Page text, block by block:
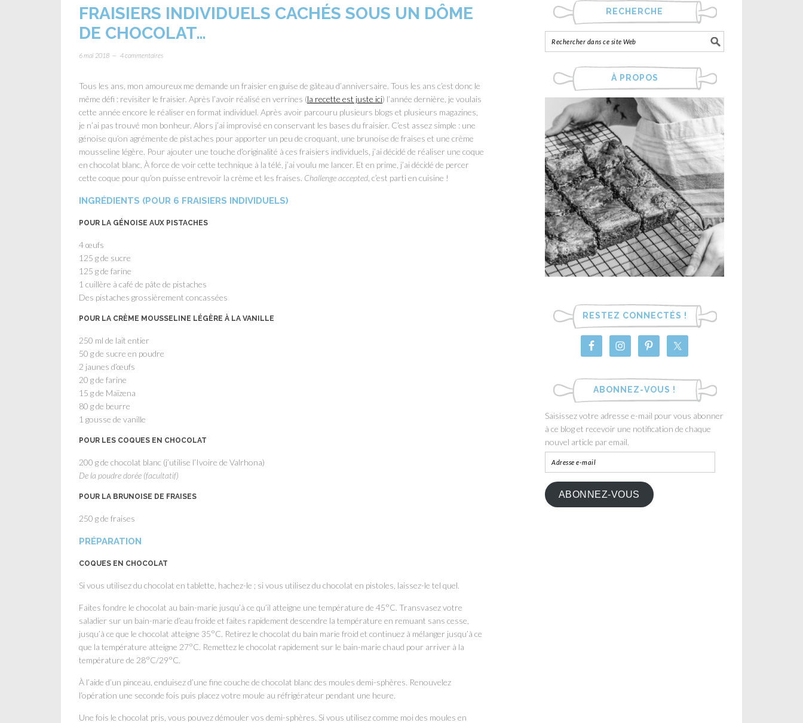
FRAISIERS INDIVIDUELS CACHÉS SOUS UN DÔME
DE CHOCOLAT…
6 mai 2018 4 commentaires
Tous les ans, mon amoureux me demande un fraisier en guise de gâteau d’anniversaire. Tous les ans c’est donc le
même défi : revisiter le fraisier. Après l’avoir réalisé en verrines (la recette est juste ici) l’année dernière, je voulais
cette année encore le réaliser en format individuel. Après avoir parcouru plusieurs blogs et plusieurs magazines,
je n’ai pas trouvé mon bonheur. Alors j’ai improvisé en conservant les bases du fraisier. C’est assez simple : une
génoise qu’on agrémente de pistaches pour apporter un peu de croquant, une brunoise de fraises et une crème
mousseline légère. Pour ajouter une touche d’originalité à ces fraisiers individuels, j’ai décidé de réaliser une coque
en chocolat blanc. À force de voir cette technique à la télé, j’ai voulu me lancer. Et en prime, j’ai décidé de percer
cette coque pour qu’on puisse entrevoir la crème et les fraises. Challenge accepted , c’est parti en cuisine !
INGRÉDIENTS (POUR 6 FRAISIERS INDIVIDUELS)
POUR LA GÉNOISE AUX PISTACHES
4 œufs
125 g de sucre
125 g de farine
1 cuillère à café de pâte de pistaches
Des pistaches grossièrement concassées
POUR LA CRÈME MOUSSELINE LÉGÈRE À LA VANILLE
250 ml de lait entier
50 g de sucre en poudre
2 jaunes d’œufs
20 g de farine
15 g de Maïzena
80 g de beurre
1 gousse de vanille
POUR LES COQUES EN CHOCOLAT
200 g de chocolat blanc (j’utilise l’Ivoire de Valrhona)
De la poudre dorée (facultatif)
POUR LA BRUNOISE DE FRAISES
250 g de fraises
PRÉPARATION
COQUES EN CHOCOLAT
Si vous utilisez du chocolat en tablette, hachez-le ; si vous utilisez du chocolat en pistoles, laissez-le tel quel.
Faites fondre le chocolat au bain-marie jusqu’à ce qu’il atteigne une température de 45°C. Transvasez votre
saladier sur un bain-marie d’eau froide et faites rapidement descendre la température en remuant sans cesse,
jusqu’à ce que le chocolat atteigne 35°C. Retirez le chocolat du bain marie froid et continuez à mélanger jusqu’à ce
que la température atteigne 27°C. Remettez le chocolat rapidement sur le bain-marie chaud pour arriver à la
température de 28°C/29°C.
À l’aide d’un pinceau, enduisez d’une fine couche de chocolat blanc des moules demi-sphères. Renouvelez
l’opération une seconde fois puis placez votre moule au réfrigérateur pendant une heure.
Une fois le chocolat pris, vous pouvez démouler vos demi-sphères. Si vous utilisez comme moi des moules en
RECHERCHE
À PROPOS
RESTEZ CONNECTÉS !
ABONNEZ-VOUS !
Saisissez votre adresse e-mail pour vous abonner
à ce blog et recevoir une notification de chaque
nouvel article par email.
ABONNEZ-VOUS